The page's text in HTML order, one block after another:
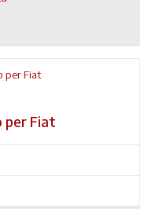
per Fiat